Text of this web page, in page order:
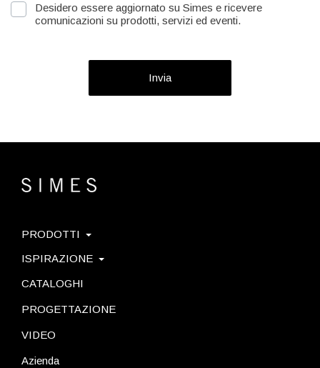
Desidero essere aggiornato su Simes e ricevere
comunicazioni su prodotti, servizi ed eventi.
Invia
PRODOTTI
ISPIRAZIONE
CATALOGHI
PROGETTAZIONE
VIDEO
Azienda